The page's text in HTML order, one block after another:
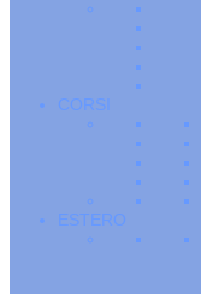
CORSI
ESTERO